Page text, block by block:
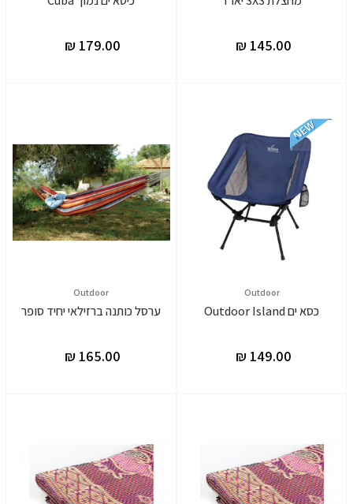
Outdoor
כסא ים Outdoor Island
Outdoor
ערסל כותנה ברזילאי יחיד סופר